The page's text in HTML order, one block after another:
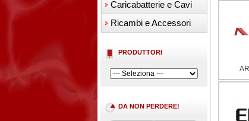
Caricabatterie e Cavi
Ricambi e Accessori
PRODUTTORI
DA NON PERDERE!